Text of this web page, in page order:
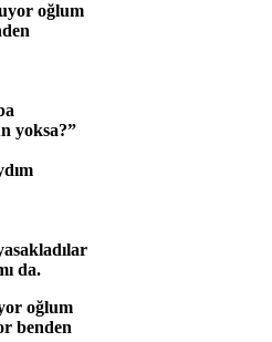
oğlum
yoksa?”
da.
oğlum
benden